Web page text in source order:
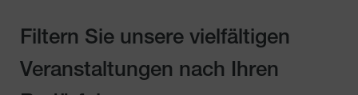
Filtern Sie unsere vielfältigen
Veranstaltungen nach Ihren